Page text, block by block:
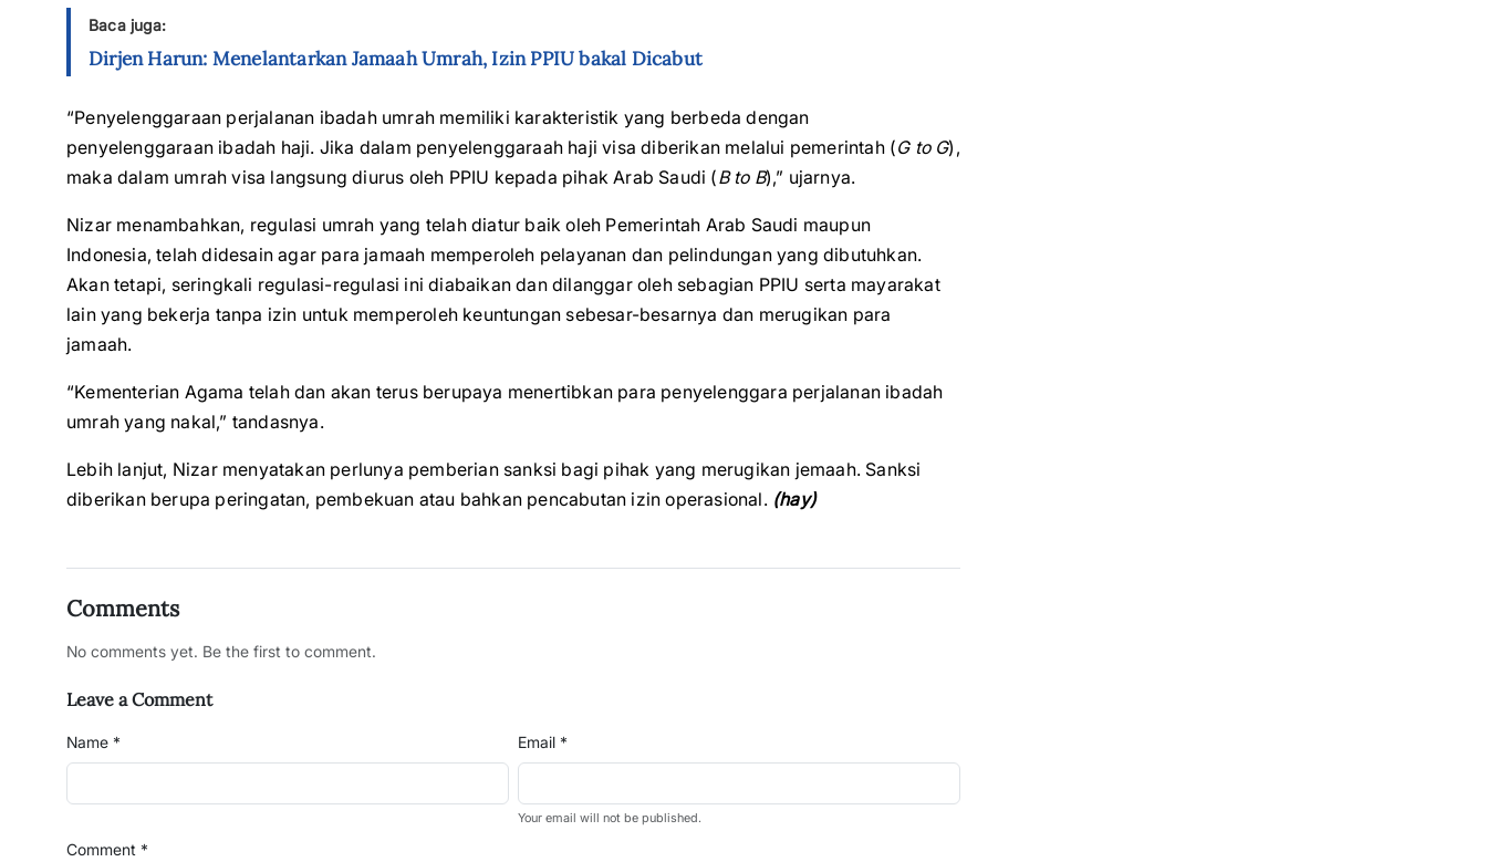
Baca juga:
Dirjen Harun: Menelantarkan Jamaah Umrah, Izin PPIU bakal Dicabut
“Penyelenggaraan perjalanan ibadah umrah memiliki karakteristik yang berbeda dengan
penyelenggaraan ibadah haji. Jika dalam penyelenggaraah haji visa diberikan melalui pemerintah (G to G),
maka dalam umrah visa langsung diurus oleh PPIU kepada pihak Arab Saudi (B to B),” ujarnya.
Nizar menambahkan, regulasi umrah yang telah diatur baik oleh Pemerintah Arab Saudi maupun
Indonesia, telah didesain agar para jamaah memperoleh pelayanan dan pelindungan yang dibutuhkan.
Akan tetapi, seringkali regulasi-regulasi ini diabaikan dan dilanggar oleh sebagian PPIU serta mayarakat
lain yang bekerja tanpa izin untuk memperoleh keuntungan sebesar-besarnya dan merugikan para
jamaah.
“Kementerian Agama telah dan akan terus berupaya menertibkan para penyelenggara perjalanan ibadah
umrah yang nakal,” tandasnya.
Lebih lanjut, Nizar menyatakan perlunya pemberian sanksi bagi pihak yang merugikan jemaah. Sanksi
diberikan berupa peringatan, pembekuan atau bahkan pencabutan izin operasional. (hay)
Comments
No comments yet. Be the first to comment.
Leave a Comment
Name * Email *
Your email will not be published.
Comment *